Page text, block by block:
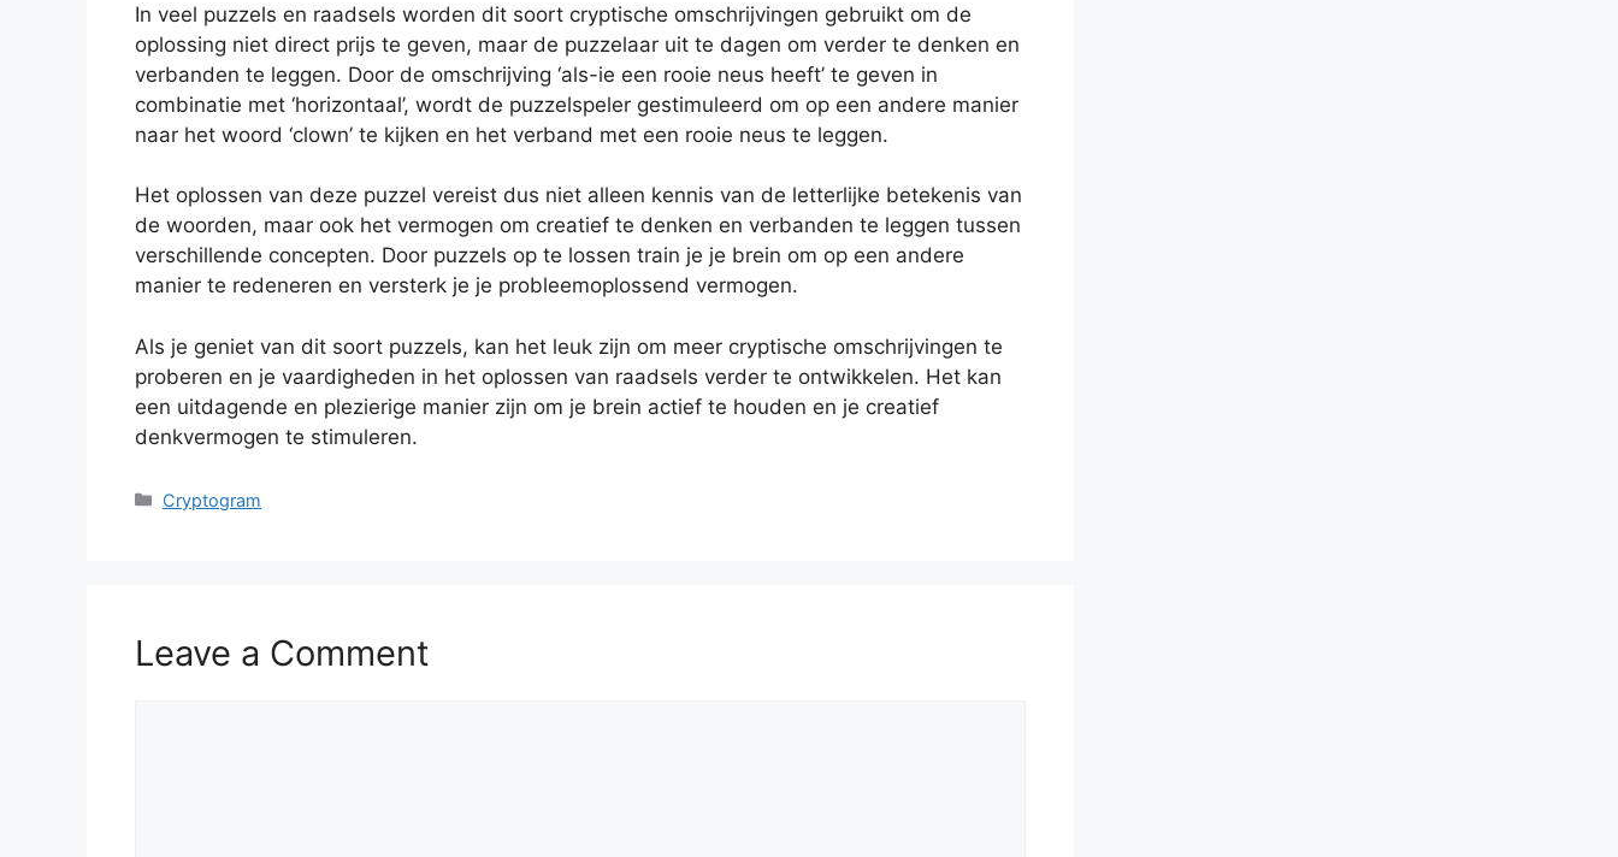
In veel puzzels en raadsels worden dit soort cryptische omschrijvingen gebruikt om de
oplossing niet direct prijs te geven, maar de puzzelaar uit te dagen om verder te denken en
verbanden te leggen. Door de omschrijving ‘als-ie een rooie neus heeft’ te geven in
combinatie met ‘horizontaal’, wordt de puzzelspeler gestimuleerd om op een andere manier
naar het woord ‘clown’ te kijken en het verband met een rooie neus te leggen.
Het oplossen van deze puzzel vereist dus niet alleen kennis van de letterlijke betekenis van
de woorden, maar ook het vermogen om creatief te denken en verbanden te leggen tussen
verschillende concepten. Door puzzels op te lossen train je je brein om op een andere
manier te redeneren en versterk je je probleemoplossend vermogen.
Als je geniet van dit soort puzzels, kan het leuk zijn om meer cryptische omschrijvingen te
proberen en je vaardigheden in het oplossen van raadsels verder te ontwikkelen. Het kan
een uitdagende en plezierige manier zijn om je brein actief te houden en je creatief
denkvermogen te stimuleren.
Categories
Cryptogram
Leave a Comment